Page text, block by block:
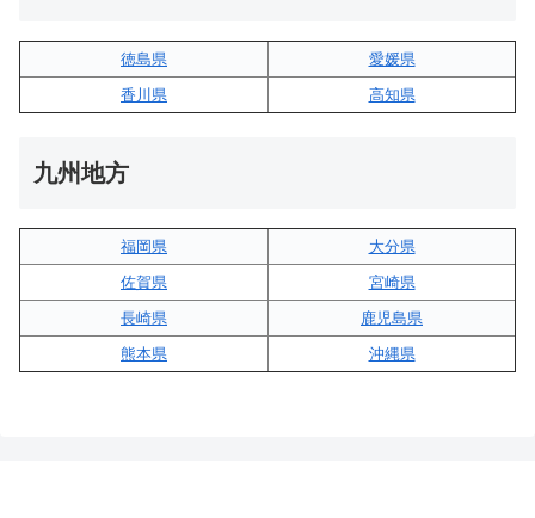
徳島県
愛媛県
香川県
高知県
九州地方
福岡県
大分県
佐賀県
宮崎県
長崎県
鹿児島県
熊本県
沖縄県